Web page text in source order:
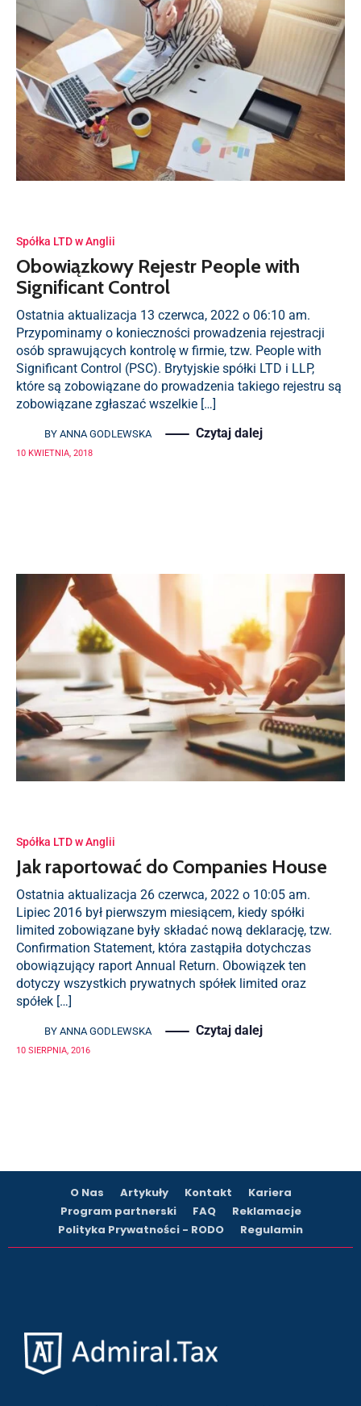
Spółka LTD w Anglii
Obowiązkowy Rejestr People with
Significant Control
Ostatnia aktualizacja 13 czerwca, 2022 o 06:10 am.
Przypominamy o konieczności prowadzenia rejestracji
osób sprawujących kontrolę w firmie, tzw. People with
Significant Control (PSC). Brytyjskie spółki LTD i LLP,
które są zobowiązane do prowadzenia takiego rejestru są
zobowiązane zgłaszać wszelkie […]
BY ANNA GODLEWSKA Czytaj dalej
10 KWIETNIA, 2018
Spółka LTD w Anglii
Jak raportować do Companies House
Ostatnia aktualizacja 26 czerwca, 2022 o 10:05 am.
Lipiec 2016 był pierwszym miesiącem, kiedy spółki
limited zobowiązane były składać nową deklarację, tzw.
Confirmation Statement, która zastąpiła dotychczas
obowiązujący raport Annual Return. Obowiązek ten
dotyczy wszystkich prywatnych spółek limited oraz
spółek […]
BY ANNA GODLEWSKA Czytaj dalej
10 SIERPNIA, 2016
O Nas Artykuły Kontakt
Kariera
Program partnerski
FAQ
Reklamacje
Polityka Prywatności - RODO
Regulamin